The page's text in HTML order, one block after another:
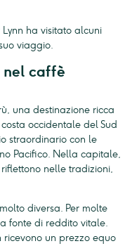
ha visitato alcuni
viaggio.
caffè
una destinazione ricca
occidentale del Sud
straordinario con le
Pacifico. Nella capitale,
nelle tradizioni,
diversa. Per molte
fonte di reddito vitale.
ricevono un prezzo equo